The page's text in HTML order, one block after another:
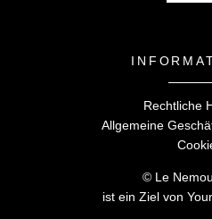
Rechtliche
Allgemeine
© Le
ist ein Ziel von